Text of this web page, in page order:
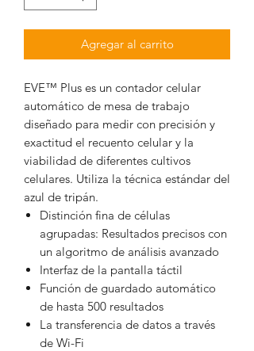
Agregar al carrito
EVE™ Plus es un contador celular
automático de mesa de trabajo
diseñado para medir con precisión y
exactitud el recuento celular y la
viabilidad de diferentes cultivos
celulares. Utiliza la técnica estándar del
azul de tripán.
Distinción fina de células
agrupadas: Resultados precisos con
un algoritmo de análisis avanzado
Interfaz de la pantalla táctil
Función de guardado automático
de hasta 500 resultados
La transferencia de datos a través
de Wi-Fi